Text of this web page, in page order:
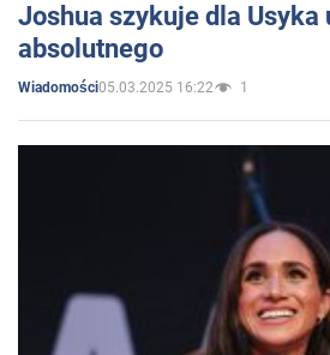
Joshua szykuje dla Usyka
absolutnego
Wiadomości05.03.2025 16:22 1